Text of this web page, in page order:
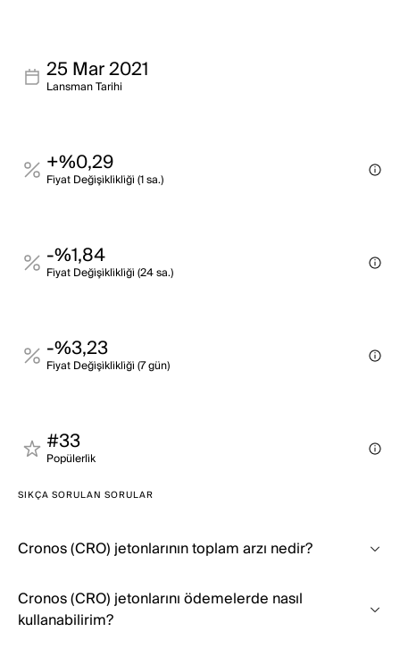
25 Mar 2021
Lansman Tarihi
+%0,29
Fi̇yat Deği̇şi̇kli̇kli̇ği̇ (1 sa.)
-%1,84
Fi̇yat Deği̇şi̇kli̇kli̇ği̇ (24 sa.)
-%3,23
Fi̇yat Deği̇şi̇kli̇kli̇ği̇ (7 gün)
#33
Popülerli̇k
SIKÇA SORULAN SORULAR
Cronos (CRO) jetonlarının toplam arzı nedir?
Cronos (CRO) jetonlarını ödemelerde nasıl
kullanabilirim?